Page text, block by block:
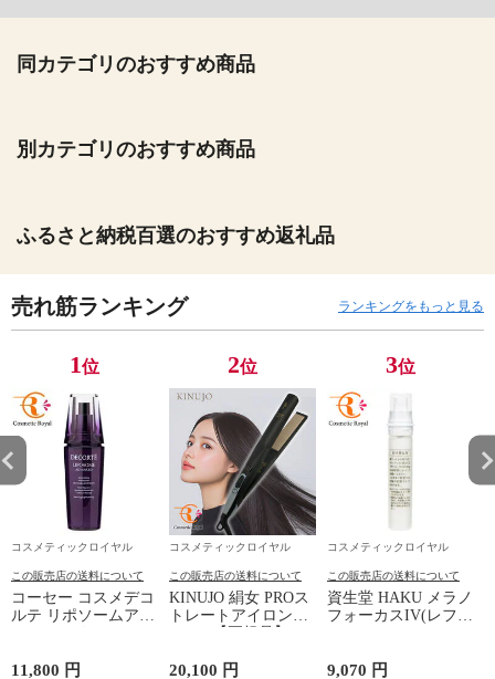
同カテゴリのおすすめ商品
別カテゴリのおすすめ商品
ふるさと納税百選のおすすめ返礼品
売れ筋ランキング ランキングをもっと見る
1位
コスメティックロイヤル
この販売店の送料について
コーセー コスメデコ
ルテ リポソームアド
品】【国内未発売容
11,800 円
2位
コスメティックロイヤル
この販売店の送料について
KINUJO 絹女 PROス
トレートアイロン
20,100 円
3位
コスメティックロイヤル
この販売店の送料について
資生堂 HAKU メラノ
フォーカスIV(レフィ
9,070 円